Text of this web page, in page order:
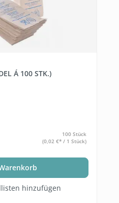
Á 100 STK.)
100 Stück
(0,02 €* / 1 Stück)
hinzufügen